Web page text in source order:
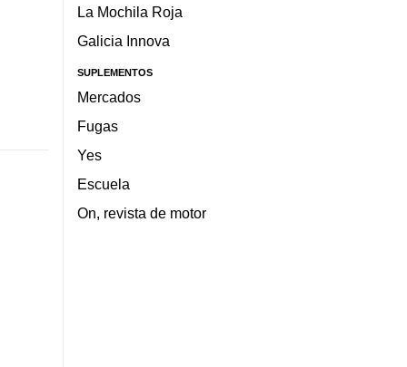
La Mochila Roja
Galicia Innova
SUPLEMENTOS
Mercados
Fugas
Yes
Escuela
On, revista de motor